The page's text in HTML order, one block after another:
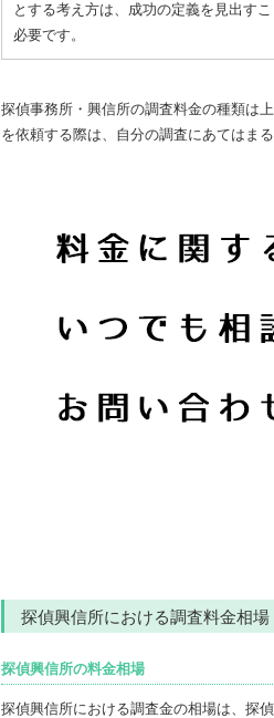
とする考え方は、成功の定義を見出す
必要です。
探偵事務所・興信所の調査料金の種類は
を依頼する際は、自分の調査にあてはま
探偵興信所における調査料金相場
探偵興信所の料金相場
探偵興信所における調査金の相場は、探